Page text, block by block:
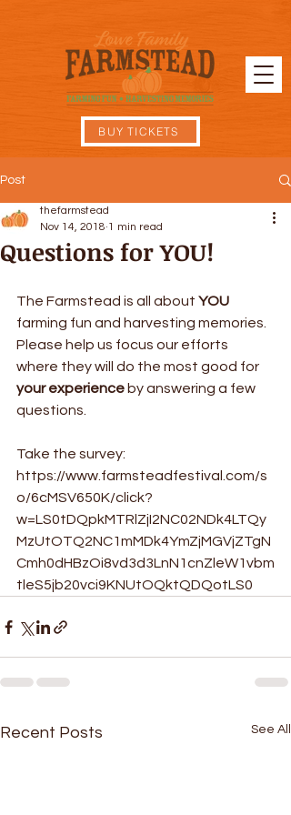
BUY TICKETS
Post
Questions for YOU!
thefarmstead
Nov 14, 2018 1 min read
The Farmstead is all about YOU
farming fun and harvesting memories.
Please help us focus our efforts
where they will do the most good for
your experience by answering a few
questions.
Take the survey:
https://www.farmsteadfestival.com/s
o/6cMSV650K/click?
w=LS0tDQpkMTRlZjI2NC02NDk4LTQy
MzUtOTQ2NC1mMDk4YmZjMGVjZTgN
Cmh0dHBzOi8vd3d3LnN1cnZleW1vbm
tleS5jb20vci9KNUtOQktQDQotLS0
Recent Posts See All